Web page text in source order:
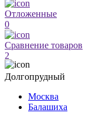
Отложенные
0
Сравнение товаров
2
Долгопрудный
Москва
Балашиха